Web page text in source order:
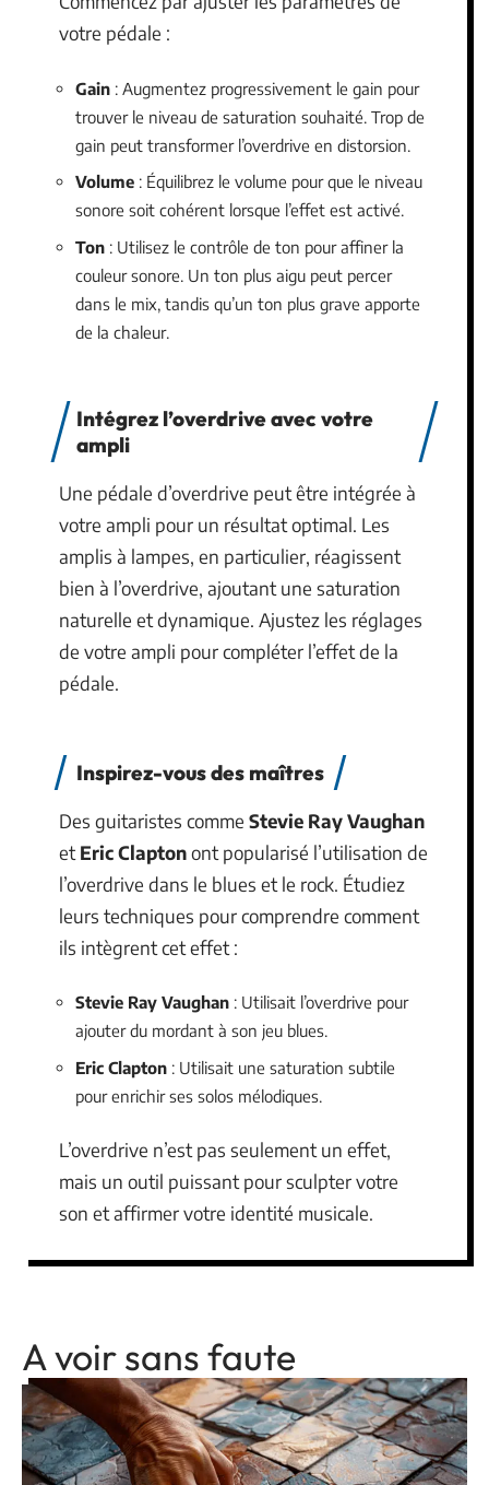
votre pédale :
Gain : Augmentez progressivement le gain pour
trouver le niveau de saturation souhaité. Trop de
gain peut transformer l’overdrive en distorsion.
Volume : Équilibrez le volume pour que le niveau
sonore soit cohérent lorsque l’effet est activé.
Ton : Utilisez le contrôle de ton pour affiner la
couleur sonore. Un ton plus aigu peut percer
dans le mix, tandis qu’un ton plus grave apporte
de la chaleur.
Intégrez l’overdrive avec votre
ampli
Une pédale d’overdrive peut être intégrée à
votre ampli pour un résultat optimal. Les
amplis à lampes, en particulier, réagissent
bien à l’overdrive, ajoutant une saturation
naturelle et dynamique. Ajustez les réglages
de votre ampli pour compléter l’effet de la
pédale.
Inspirez-vous des maîtres
Des guitaristes comme Stevie Ray Vaughan
et Eric Claptonont popularisé l’utilisation de
l’overdrive dans le blues et le rock. Étudiez
leurs techniques pour comprendre comment
ils intègrent cet effet :
Stevie Ray Vaughan : Utilisait l’overdrive pour
ajouter du mordant à son jeu blues.
Eric Clapton : Utilisait une saturation subtile
pour enrichir ses solos mélodiques.
L’overdrive n’est pas seulement un effet,
mais un outil puissant pour sculpter votre
son et affirmer votre identité musicale.
A voir sans faute